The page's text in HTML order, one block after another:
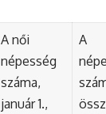
A női
népesség
száma,
január 1.,
A